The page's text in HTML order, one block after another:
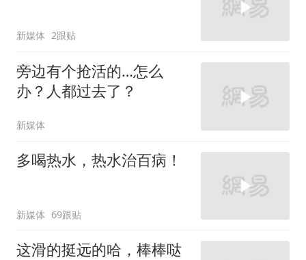
新媒体 2跟贴
旁边有个抢活的…怎么
办？人都过去了？
新媒体
多喝热水，热水治百病！
新媒体 69跟贴
这滑的挺远的哈，棒棒哒